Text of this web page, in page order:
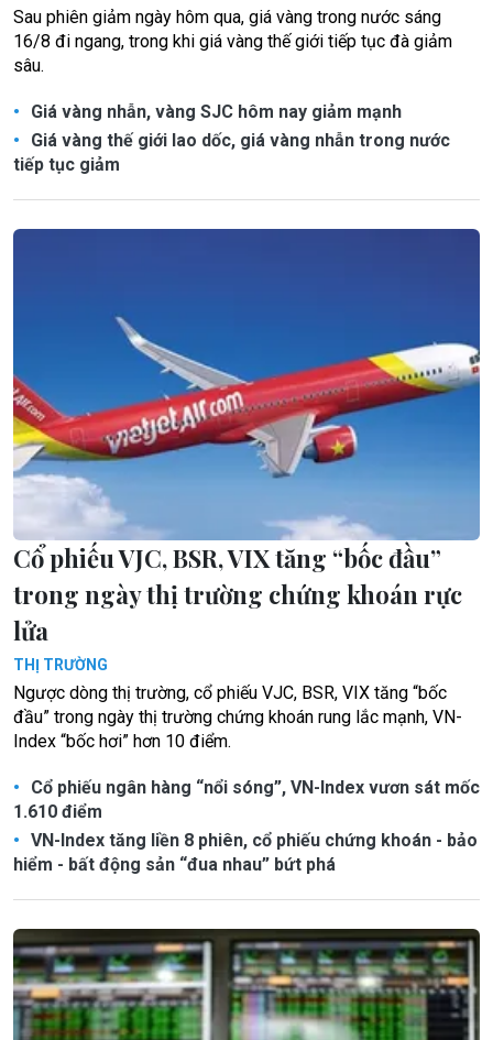
Sau phiên giảm ngày hôm qua, giá vàng trong nước sáng
16/8 đi ngang, trong khi giá vàng thế giới tiếp tục đà giảm
sâu.
Giá vàng nhẫn, vàng SJC hôm nay giảm mạnh
Giá vàng thế giới lao dốc, giá vàng nhẫn trong nước
tiếp tục giảm
Cổ phiếu VJC, BSR, VIX tăng “bốc đầu”
trong ngày thị trường chứng khoán rực
lửa
THỊ TRƯỜNG
Ngược dòng thị trường, cổ phiếu VJC, BSR, VIX tăng “bốc
đầu” trong ngày thị trường chứng khoán rung lắc mạnh, VN-
Index “bốc hơi” hơn 10 điểm.
Cổ phiếu ngân hàng “nổi sóng”, VN-Index vươn sát mốc
1.610 điểm
VN-Index tăng liền 8 phiên, cổ phiếu chứng khoán - bảo
hiểm - bất động sản “đua nhau” bứt phá